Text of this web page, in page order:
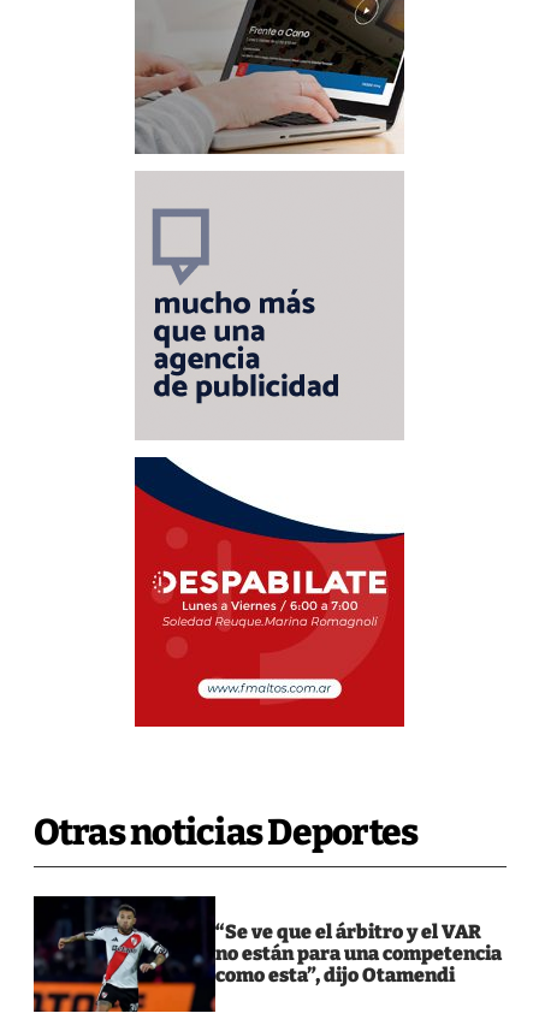
Otras noticias Deportes
“Se ve que el árbitro y el VAR
no están para una competencia
como esta”, dijo Otamendi